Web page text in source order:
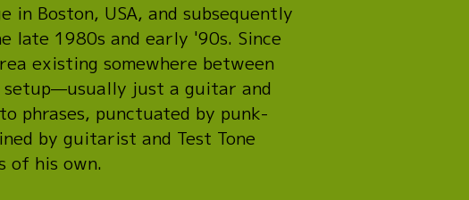
in Boston, USA, and subsequently
late 1980s and early '90s. Since
existing somewhere between
setup—usually just a guitar and
phrases, punctuated by punk-
by guitarist and Test Tone
of his own.